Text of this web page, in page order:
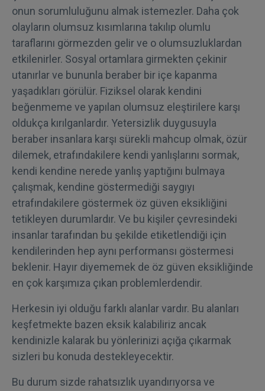
onun sorumluluğunu almak istemezler. Daha çok
olayların olumsuz kısımlarına takılıp olumlu
taraflarını görmezden gelir ve o olumsuzluklardan
etkilenirler. Sosyal ortamlara girmekten çekinir
utanırlar ve bununla beraber bir içe kapanma
yaşadıkları görülür. Fiziksel olarak kendini
beğenmeme ve yapılan olumsuz eleştirilere karşı
oldukça kırılganlardır. Yetersizlik duygusuyla
beraber insanlara karşı sürekli mahcup olmak, özür
dilemek, etrafındakilere kendi yanlışlarını sormak,
kendi kendine nerede yanlış yaptığını bulmaya
çalışmak, kendine göstermediği saygıyı
etrafındakilere göstermek öz güven eksikliğini
tetikleyen durumlardır. Ve bu kişiler çevresindeki
insanlar tarafından bu şekilde etiketlendiği için
kendilerinden hep aynı performansı göstermesi
beklenir. Hayır diyememek de öz güven eksikliğinde
en çok karşımıza çıkan problemlerdendir.
Herkesin iyi olduğu farklı alanlar vardır. Bu alanları
keşfetmekte bazen eksik kalabiliriz ancak
kendinizle kalarak bu yönlerinizi açığa çıkarmak
sizleri bu konuda destekleyecektir.
Bu durum sizde rahatsızlık uyandırıyorsa ve